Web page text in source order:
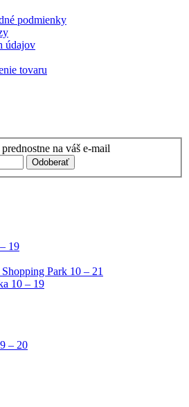
podmienky
údajov
tovaru
na váš e-mail
Odoberať
19
Park 10 – 21
10 – 19
9 – 20